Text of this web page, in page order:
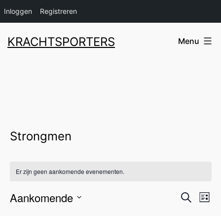
Inloggen Registreren
naar
KRACHTSPORTERS Menu
Strongmen
Er zijn geen aankomende evenementen.
Zoeken
Lijst
Aankomende